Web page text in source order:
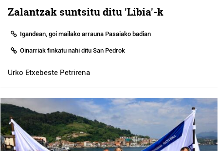
Zalantzak suntsitu ditu 'Libia'-k
Igandean, goi mailako arrauna Pasaiako badian
Oinarriak finkatu nahi ditu San Pedrok
Urko Etxebeste Petrirena